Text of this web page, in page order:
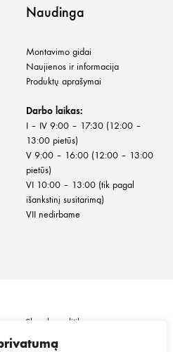
Naudinga
Montavimo gidai
Naujienos ir informacija
Produktų aprašymai
Darbo laikas:
I – IV 9:00 – 17:30 (12:00 –
13:00 pietūs)
V 9:00 – 16:00 (12:00 – 13:00
pietūs)
VI 10:00 – 13:00 (tik pagal
išankstinį susitarimą)
VII nedirbame
Slapukų politika